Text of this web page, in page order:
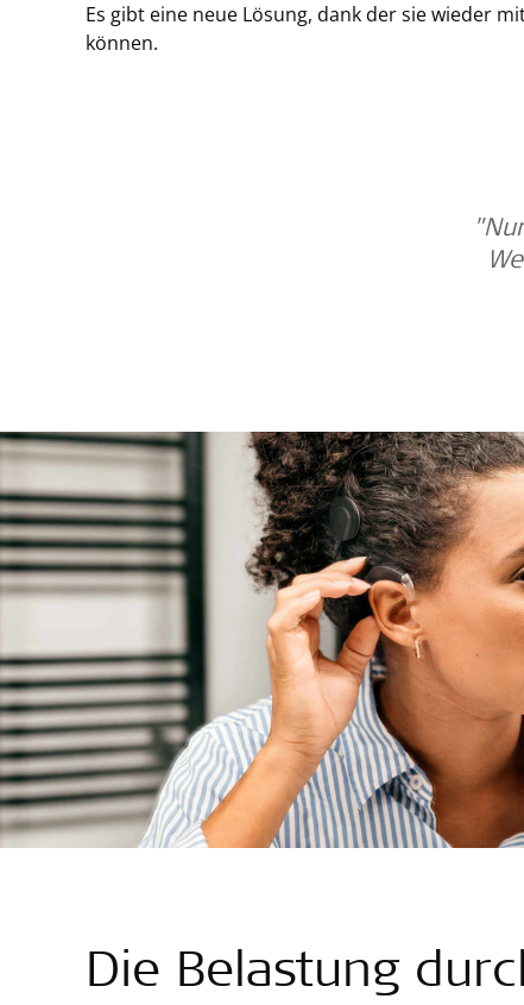
Es gibt eine neue Lösung, dank der sie wieder
können.
Die Belastung